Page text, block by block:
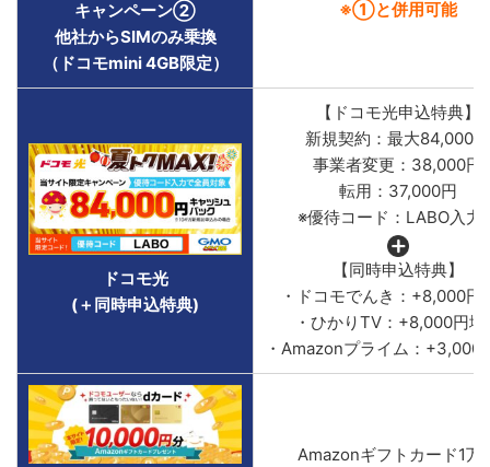
キャンペーン②
他社からSIMのみ乗換
（ドコモmini 4GB限定）
※①と併用可能
ドコモ光
(＋同時申込特典)
【ドコモ光申込特典】
新規契約：最大84,000円
事業者変更：38,000円
転用：37,000円
※優待コード：LABO入力
【同時申込特典】
・ドコモでんき：+8,000円
・ひかりTV：+8,000円増
・Amazonプライム：+3,000
Amazonギフトカード1万